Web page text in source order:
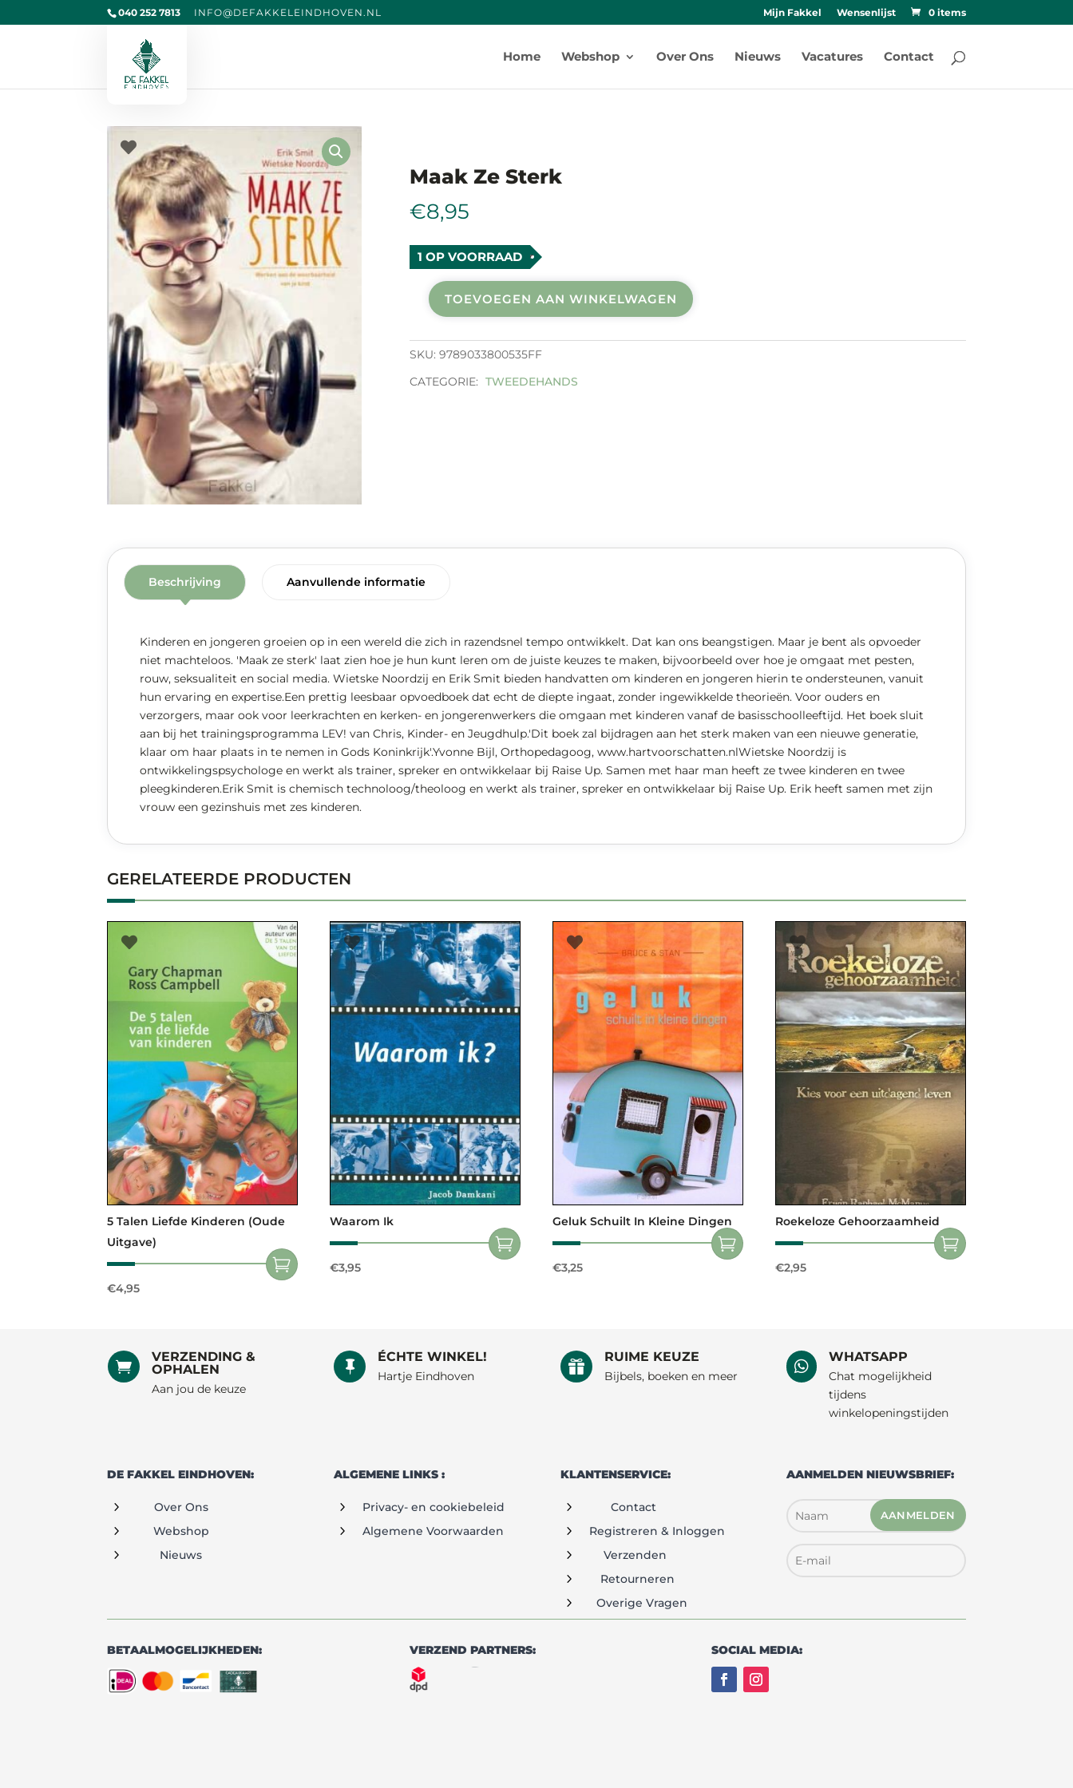
040 252 7813 LN.NE
VOHDN
IELEK
KAFED
@OFNI Mijn Fakkel Wensenlijst 0 items
Home Webshop Over Ons Nieuws Vacatures Contact
Producten
Maak Ze Sterk
€8,95
1 OP VOORRAAD
Maak
sterk
aantal
TOEVOEGEN AAN WINKELWAGEN
SKU: 9789033800535FF
CATEGORIE: TWEEDEHANDS
Beschrijving Aanvullende informatie
Kinderen en jongeren groeien op in een wereld die zich in razendsnel tempo ontwikkelt. Dat kan ons beangstigen. Maar je bent als opvoeder
niet machteloos. 'Maak ze sterk' laat zien hoe je hun kunt leren om de juiste keuzes te maken, bijvoorbeeld over hoe je omgaat met pesten,
rouw, seksualiteit en social media. Wietske Noordzij en Erik Smit bieden handvatten om kinderen en jongeren hierin te ondersteunen, vanuit
hun ervaring en expertise.Een prettig leesbaar opvoedboek dat echt de diepte ingaat, zonder ingewikkelde theorieën. Voor ouders en
verzorgers, maar ook voor leerkrachten en kerken- en jongerenwerkers die omgaan met kinderen vanaf de basisschoolleeftijd. Het boek sluit
aan bij het trainingsprogramma LEV! van Chris, Kinder- en Jeugdhulp.'Dit boek zal bijdragen aan het sterk maken van een nieuwe generatie,
klaar om haar plaats in te nemen in Gods Koninkrijk'.Yvonne Bijl, Orthopedagoog, www.hartvoorschatten.nlWietske Noordzij is
ontwikkelingspsychologe en werkt als trainer, spreker en ontwikkelaar bij Raise Up. Samen met haar man heeft ze twee kinderen en twee
pleegkinderen.Erik Smit is chemisch technoloog/theoloog en werkt als trainer, spreker en ontwikkelaar bij Raise Up. Erik heeft samen met zijn
vrouw een gezinshuis met zes kinderen.
GERELATEERDE PRODUCTEN
5 Talen Liefde Kinderen (oude
Uitgave)
€4,95
Waarom Ik
€3,95
Geluk Schuilt In Kleine Dingen
€3,25
Roekeloze Gehoorzaamheid
€2,95

VERZENDING &
OPHALEN
Aan jou de keuze

ÉCHTE WINKEL!
Hartje Eindhoven

RUIME KEUZE
Bijbels, boeken en meer

WHATSAPP
Chat mogelijkheid
tijdens
winkelopeningstijden
DE FAKKEL EINDHOVEN:
5 Over Ons
5 Webshop
5 Nieuws
ALGEMENE LINKS :
5 Privacy- en cookiebeleid
5 Algemene Voorwaarden
KLANTENSERVICE:
5 Contact
5 Registreren & Inloggen
5 Verzenden
5 Retourneren
5 Overige Vragen
AANMELDEN NIEUWSBRIEF:
AANMELDEN
BETAALMOGELIJKHEDEN: VERZEND PARTNERS: SOCIAL MEDIA: